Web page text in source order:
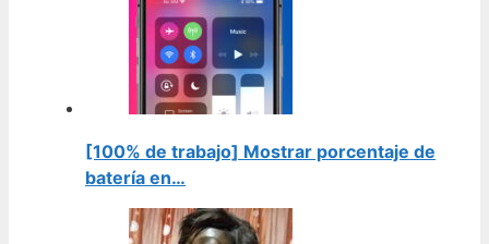
[100% de trabajo] Mostrar porcentaje de
batería en…